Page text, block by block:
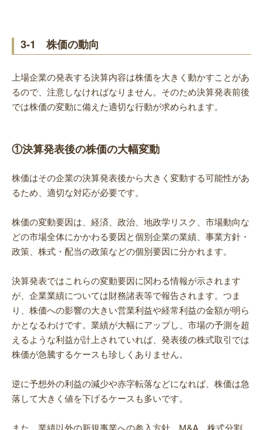
3-1 株価の動向
上場企業の発表する決算内容は株価を大きく動かすことがあ
るので、注意しなければなりません。そのため決算発表前後
では株価の変動に備えた適切な行動が求められます。
①決算発表後の株価の大幅変動
株価はその企業の決算発表後から大きく変動する可能性があ
るため、適切な対応が必要です。
株価の変動要因は、経済、政治、地政学リスク、市場動向な
どの市場全体にかかわる要因と個別企業の業績、事業方針・
政策、株式・配当の政策などの個別要因に分かれます。
決算発表ではこれらの変動要因に関わる情報が示されます
が、企業業績については財務諸表等で報告されます。つま
り、株価への影響の大きい営業利益や経常利益の金額が明ら
かとなるわけです。業績が大幅にアップし、市場の予測を超
えるような利益が計上されていれば、発表後の株式取引では
株価が急騰するケースも珍しくありません。
逆に予想外の利益の減少や赤字転落などになれば、株価は急
落して大きく値を下げるケースも多いです。
また、業績以外の新規事業への参入方針、M&A、株式分割、